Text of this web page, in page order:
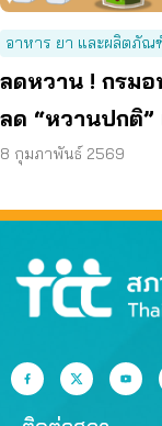
อาหาร ยา และผลิตภัณ
ลดหวาน ! กรมอ
ลด “หวานปกติ”
50%
8 กุมภาพันธ์ 2569